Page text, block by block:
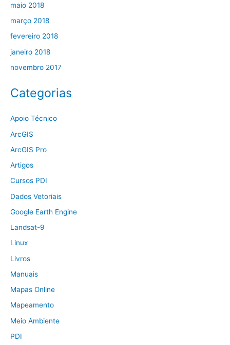
maio 2018
março 2018
fevereiro 2018
janeiro 2018
novembro 2017
Categorias
Apoio Técnico
ArcGIS
ArcGIS Pro
Artigos
Cursos PDI
Dados Vetoriais
Google Earth Engine
Landsat-9
Linux
Livros
Manuais
Mapas Online
Mapeamento
Meio Ambiente
PDI